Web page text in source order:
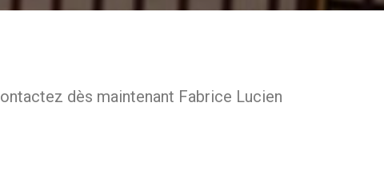
dès maintenant Fabrice Lucien